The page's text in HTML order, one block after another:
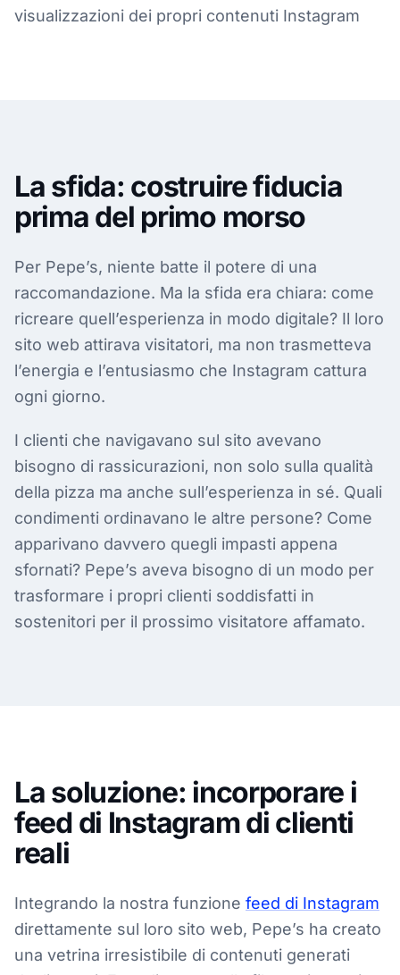
visualizzazioni dei propri contenuti Instagram
La sfida: costruire fiducia
prima del primo morso
Per Pepe’s, niente batte il potere di una
raccomandazione. Ma la sfida era chiara: come
ricreare quell’esperienza in modo digitale? Il loro
sito web attirava visitatori, ma non trasmetteva
l’energia e l’entusiasmo che Instagram cattura
ogni giorno.
I clienti che navigavano sul sito avevano
bisogno di rassicurazioni, non solo sulla qualità
della pizza ma anche sull’esperienza in sé. Quali
condimenti ordinavano le altre persone? Come
apparivano davvero quegli impasti appena
sfornati? Pepe’s aveva bisogno di un modo per
trasformare i propri clienti soddisfatti in
sostenitori per il prossimo visitatore affamato.
La soluzione: incorporare i
feed di Instagram di clienti
reali
Integrando la nostra funzione feed di Instagram
direttamente sul loro sito web, Pepe’s ha creato
una vetrina irresistibile di contenuti generati